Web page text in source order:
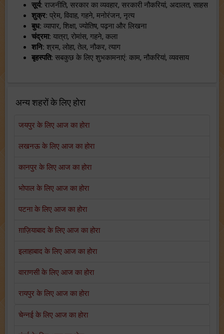
सूर्य: राजनीति, सरकार का व्यवहार, सरकारी नौकरियां, अदालत, साहस
शुक्र: प्रेम, विवाह, गहने, मनोरंजन, नृत्य
बुध: व्यापार, शिक्षा, ज्योतिष, पढ़ना और लिखना
चंद्रमा: यात्रा, रोमांस, गहने, कला
शनि: श्रम, लोहा, तेल, नौकर, त्याग
बृहस्पति: सबकुछ के लिए शुभकामनाएं: काम, नौकरियां, व्यवसाय
अन्य शहरों के लिए होरा
जयपुर के लिए आज का होरा
लखनऊ के लिए आज का होरा
कानपुर के लिए आज का होरा
भोपाल के लिए आज का होरा
पटना के लिए आज का होरा
ग़ाज़ियाबाद के लिए आज का होरा
इलाहाबाद के लिए आज का होरा
वाराणसी के लिए आज का होरा
रायपुर के लिए आज का होरा
चेन्नई के लिए आज का होरा